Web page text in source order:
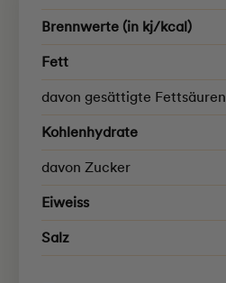
Brennwerte (in kj/kcal)
Fett
davon gesättigte Fettsäuren
Kohlenhydrate
davon Zucker
Eiweiss
Salz